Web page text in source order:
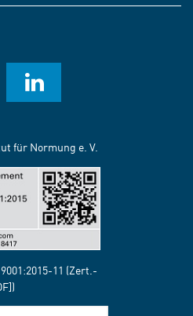
für Normung e. V.
11 (Zert.-